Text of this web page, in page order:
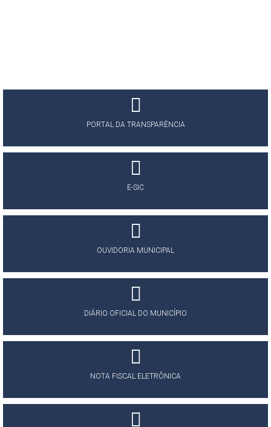
PORTAL DA TRANSPARÊNCIA
E-SIC
OUVIDORIA MUNICIPAL
DIÁRIO OFICIAL DO MUNICÍPIO
NOTA FISCAL ELETRÔNICA